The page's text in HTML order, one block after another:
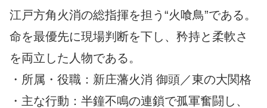
江戸方角火消の総指揮を担う“火喰鳥”である。
命を最優先に現場判断を下し、矜持と柔軟さ
を両立した人物である。
・所属・役職：新庄藩火消 御頭／東の大関格
・主な行動：半鐘不鳴の連鎖で孤軍奮闘し、